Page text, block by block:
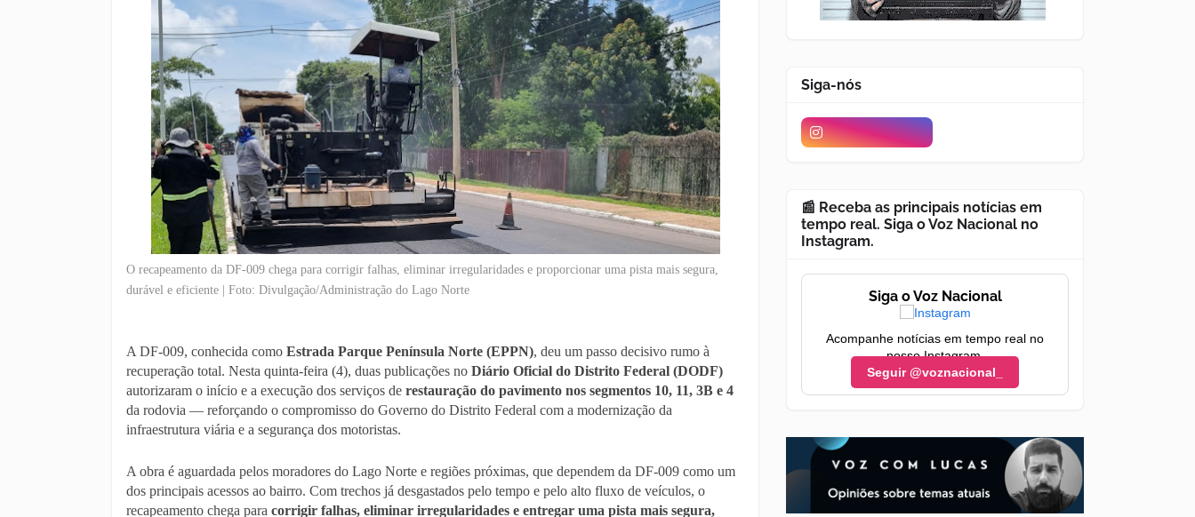
O recapeamento da DF-009 chega para corrigir falhas, eliminar irregularidades e proporcionar uma pista mais segura,
durável e eficiente | Foto: Divulgação/Administração do Lago Norte
A DF-009, conhecida como Estrada Parque Península Norte (EPPN), deu um passo decisivo rumo à
recuperação total. Nesta quinta-feira (4), duas publicações no Diário Oficial do Distrito Federal (DODF)
autorizaram o início e a execução dos serviços de restauração do pavimento nos segmentos 10, 11, 3B e 4
da rodovia — reforçando o compromisso do Governo do Distrito Federal com a modernização da
infraestrutura viária e a segurança dos motoristas.
A obra é aguardada pelos moradores do Lago Norte e regiões próximas, que dependem da DF-009 como um
dos principais acessos ao bairro. Com trechos já desgastados pelo tempo e pelo alto fluxo de veículos, o
recapeamento chega para corrigir falhas, eliminar irregularidades e entregar uma pista mais segura,
Siga-nós
📰 Receba as principais notícias em
tempo real. Siga o Voz Nacional no
Instagram.
Siga o Voz Nacional
Acompanhe notícias em tempo real no
nosso Instagram.
Seguir @voznacional_